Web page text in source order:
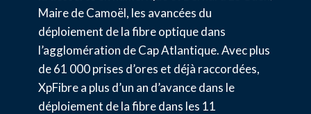
Maire de Camoël, les avancées du
déploiement de la fibre optique dans
l’agglomération de Cap Atlantique. Avec plus
de 61 000 prises d’ores et déjà raccordées,
XpFibre a plus d’un an d’avance dans le
déploiement de la fibre dans les 11